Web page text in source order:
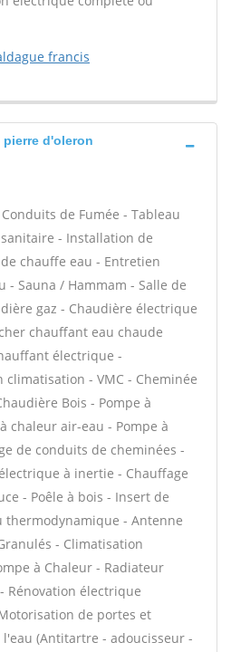
francis
d'oleron
de Fumée - Tableau
- Installation de
chauffe eau - Entretien
- Sauna / Hammam - Salle de
gaz - Chaudière électrique
chauffant eau chaude
électrique -
- VMC - Cheminée
Bois - Pompe à
chaleur air-eau - Pompe à
de conduits de cheminées -
à inertie - Chauffage
- Poêle à bois - Insert de
thermodynamique - Antenne
- Climatisation
à Chaleur - Radiateur
Rénovation électrique
de portes et
(Antitartre - adoucisseur -